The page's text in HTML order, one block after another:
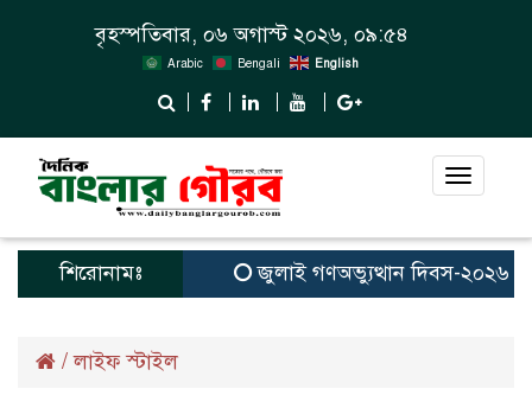
বৃহস্পতিবার, ০৬ অগাস্ট ২০২৬, ০৯:৫৪
Arabic Bengali English
Toggle
শিরোনামঃ জুলাই গণঅভ্যুত্থান দিবস-২০২৬
/লাইফ স্টাইল